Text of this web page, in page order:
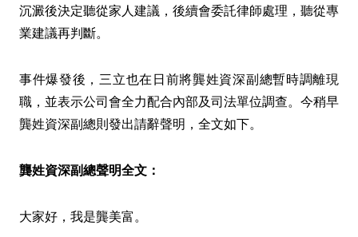
沉澱後決定聽從家人建議，後續會委託律師處理，聽從專
業建議再判斷。
事件爆發後，三立也在日前將龔姓資深副總暫時調離現
職，並表示公司會全力配合內部及司法單位調查。今稍早
龔姓資深副總則發出請辭聲明，全文如下。
龔姓資深副總聲明全文：
大家好，我是龔美富。